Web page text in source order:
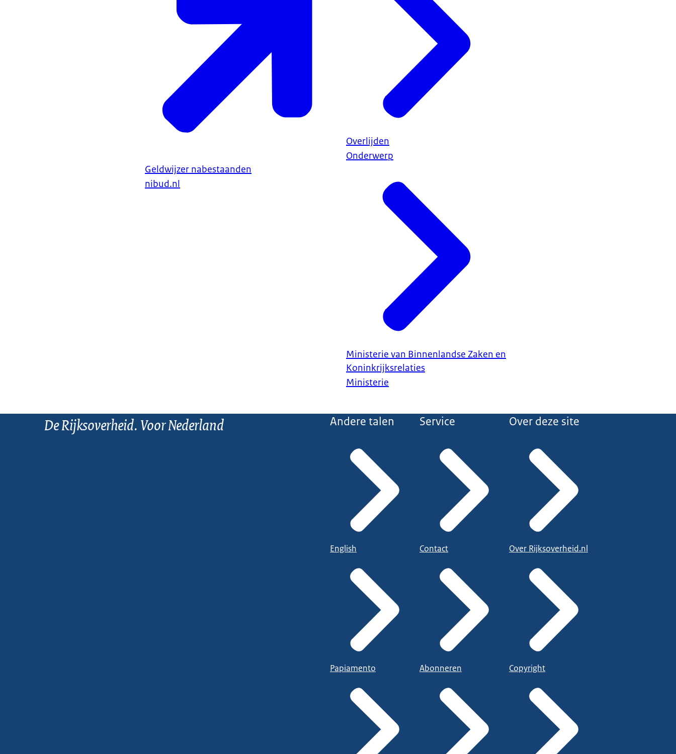
Geldwijzer nabestaanden
nibud.nl
Overlijden
Onderwerp
Ministerie van Binnenlandse Zaken en
Koninkrijksrelaties
Ministerie
De Rijksoverheid. Voor Nederland Andere talen
English
Papiamento
Service
Contact
Abonneren
Over deze site
Over Rijksoverheid.nl
Copyright